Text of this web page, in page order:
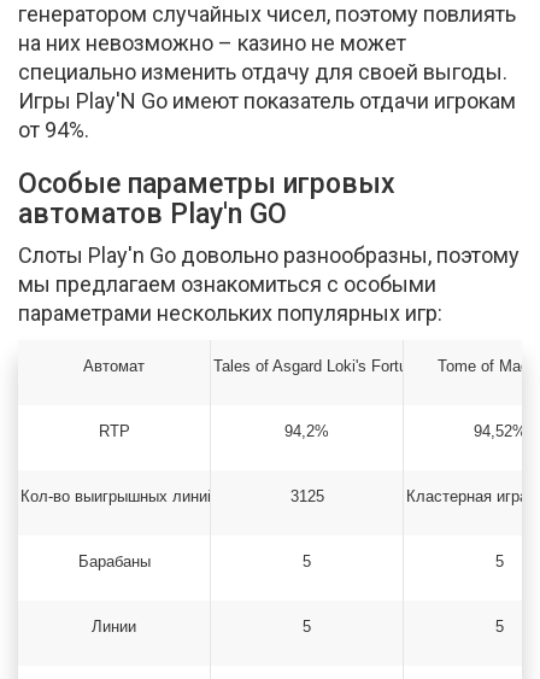
генератором случайных чисел, поэтому повлиять
на них невозможно – казино не может
специально изменить отдачу для своей выгоды.
Игры Play'N Go имеют показатель отдачи игрокам
от 94%.
Особые параметры игровых
автоматов Play'n GO
Слоты Play'n Go довольно разнообразны, поэтому
мы предлагаем ознакомиться с особыми
параметрами нескольких популярных игр:
Автомат
RTP
Кол-во выигрышных линий
Барабаны
Линии
Tales of Asgard Loki's Fortune
94,2%
3125
5
5
Tome of
94,52%
Кластерная игра
5
5